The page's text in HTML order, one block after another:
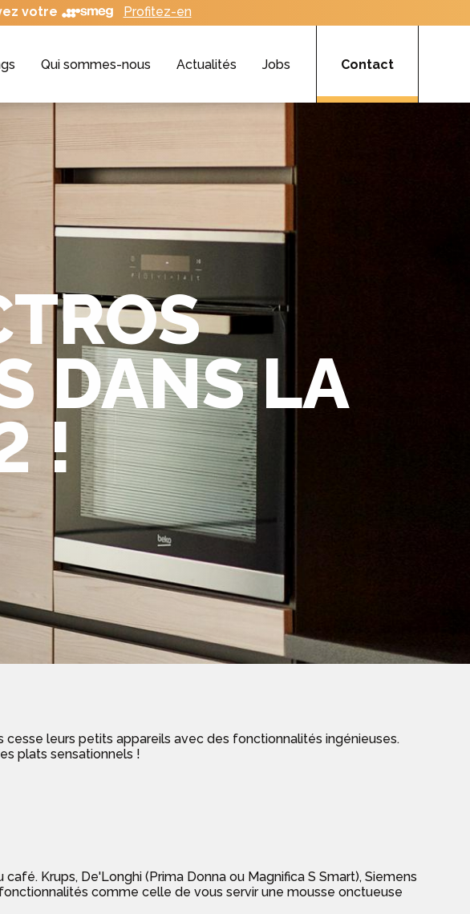
votre Profitez-en
Qui sommes-nous Actualités Jobs Contact
DANS LA
!
leurs petits appareils avec des fonctionnalités ingénieuses.
plats sensationnels !
Krups, De'Longhi (Prima Donna ou Magnifica S Smart), Siemens
comme celle de vous servir une mousse onctueuse